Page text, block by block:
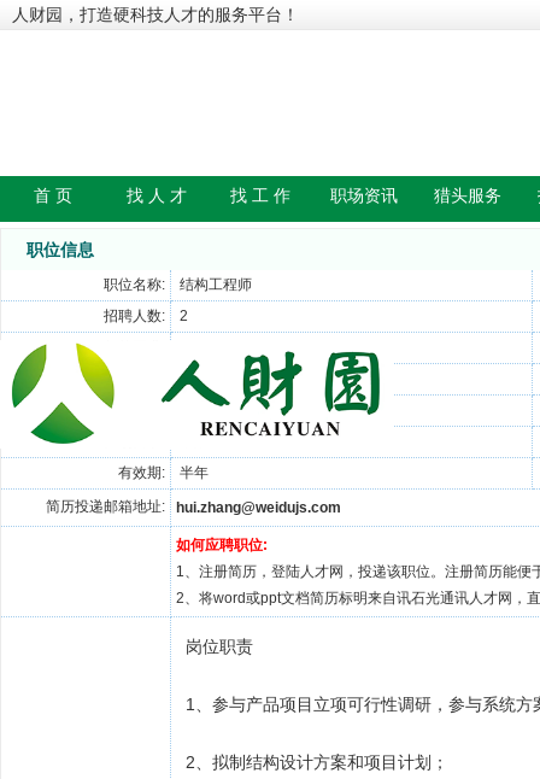
人财园，打造硬科技人才的服务平台！
首 页 找 人 才 找 工 作 职场资讯 猎头服务
职位信息
职位名称:
结构工程师
招聘人数:
2
学历要求:
本科
外语要求:
无要求,无要求
不限
有效期:
半年
简历投递邮箱地址:
hui.zhang@weidujs.com
如何应聘职位:
1、注册简历， 登陆人才网 ，投递该职位。注册简历能
2、将word或ppt文档简历标明来自讯石光通讯人才网，
岗位职责
1、参与产品项目立项可行性调研，参与系统方
2、拟制结构设计方案和项目计划；